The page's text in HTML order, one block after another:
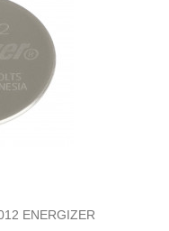
ENERGIZER